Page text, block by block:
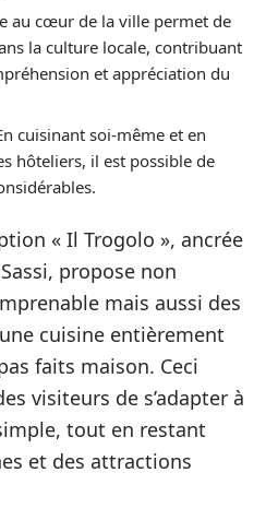
au cœur de la ville permet de
la culture locale, contribuant
et appréciation du
cuisinant soi-même et en
hôteliers, il est possible de
« Il Trogolo », ancrée
propose non
mais aussi des
cuisine entièrement
faits maison. Ceci
visiteurs de s’adapter à
tout en restant
et des attractions